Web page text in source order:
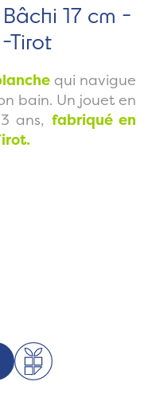
17 cm -
Tirot
qui navigue
bain. Un jouet en
ans, fabriqué en